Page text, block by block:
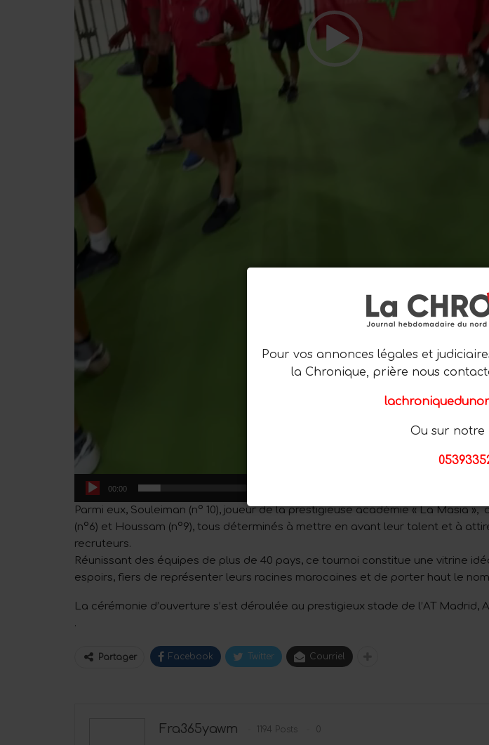
00:00
Parmi eux, Souleiman (n° 10), joueur de la prestigieuse académie « La Masia »,
(n°6) et Houssam (n°9), tous déterminés à mettre en avant leur talent et à
recruteurs.
Réunissant des équipes de plus de 40 pays, ce tournoi constitue une vitrine
espoirs, fiers de représenter leurs racines marocaines et de porter haut le
La cérémonie d’ouverture s’est déroulée au prestigieux stade de l’AT Madrid,
.
Partager Facebook Twitter Courriel
Fra365yawm 1194 Posts 0
Pour vos annonces légales et
la Chronique, prière nous
Ou sur notre